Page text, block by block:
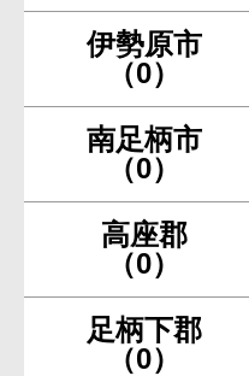
伊勢原市
（0）
南足柄市
（0）
高座郡
（0）
足柄下郡
（0）